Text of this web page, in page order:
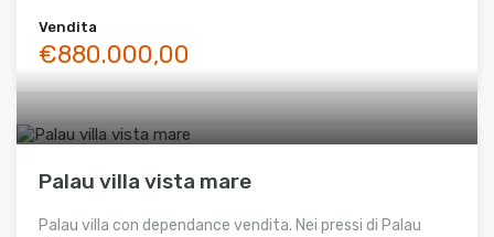
Vendita
€880.000,00
Palau villa vista mare
Palau villa con dependance vendita. Nei pressi di Palau